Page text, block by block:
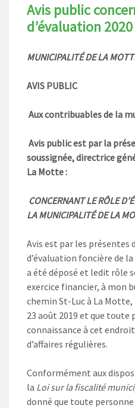
Avis public
d’évaluation 2020
MUNICIPALITÉ DE LA
AVIS PUBLIC
Aux contribuables de la
Avis public est par la
soussignée, directrice
La Motte :
CONCERNANT LE RÔLE
LAMUNICIPALITÉ DE LA
Avis est par les
d’évaluation foncière de
a été déposé et ledit rôle
exercice financier, à mon
chemin St-Luc à La Motte,
23 août 2019 et que toute
connaissance à cet
d’affaires régulières.
Conformément aux
la Loi sur la fiscalité
donné que toute